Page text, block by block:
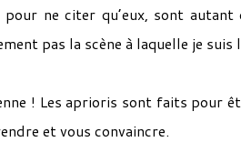
ne citer qu’eux, sont
pas la scène à laquelle je suis
! Les aprioris sont faits pour
et vous convaincre.